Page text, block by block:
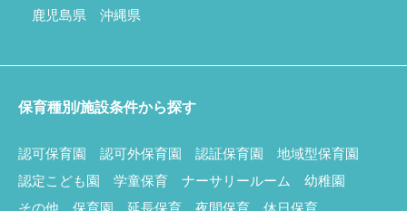
鹿児島県
沖縄県
保育種別/施設条件から探す
認可保育園 認可外保育園 認証保育園
地域型保育園
認定こども園
学童保育 ナーサリールーム
幼稚園